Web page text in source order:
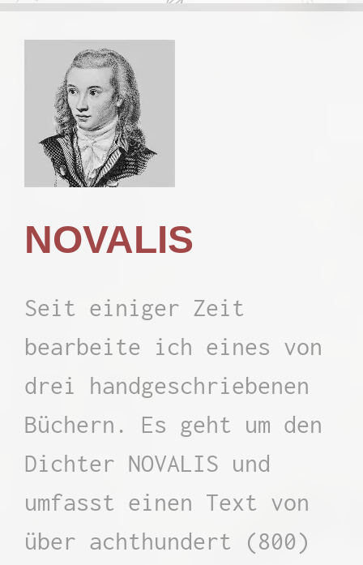
NOVALIS
Seit einiger Zeit
bearbeite ich eines von
drei handgeschriebenen
Büchern. Es geht um den
Dichter NOVALIS und
umfasst einen Text von
über achthundert (800)